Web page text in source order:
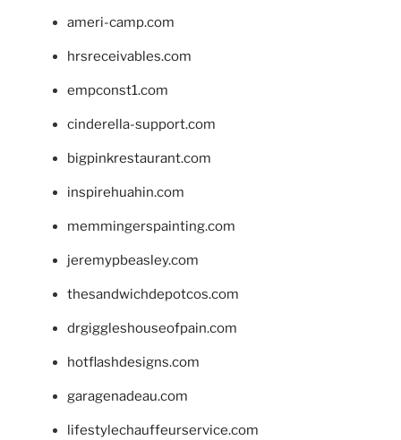
ameri-camp.com
hrsreceivables.com
empconst1.com
cinderella-support.com
bigpinkrestaurant.com
inspirehuahin.com
memmingerspainting.com
jeremypbeasley.com
thesandwichdepotcos.com
drgiggleshouseofpain.com
hotflashdesigns.com
garagenadeau.com
lifestylechauffeurservice.com